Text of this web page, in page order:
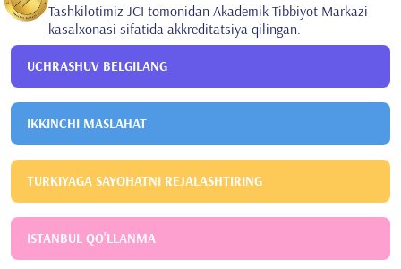
Tashkilotimiz JCI tomonidan Akademik Tibbiyot Markazi
kasalxonasi sifatida akkreditatsiya qilingan.
UCHRASHUV BELGILANG
IKKINCHI MASLAHAT
TURKIYAGA SAYOHATNI REJALASHTIRING
ISTANBUL QO'LLANMA